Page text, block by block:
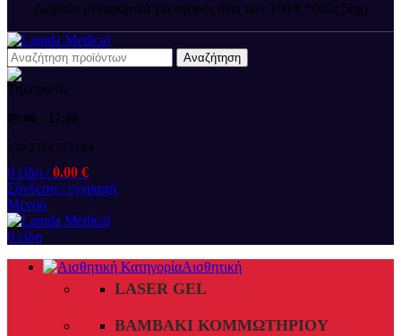
Δωρεάν μεταφορικά για αγορές άνω των 100 € *(εώς 5kg)
Αναζήτηση
09:00 - 17:00
+30 2394 071684
0 είδη / 0.00 €
Σύνδεση / εγγραφή
Μενού
0 είδη
Αισθητική
LASER GEL
ΒΑΜΒΆΚΙ ΚΟΜΜΩΤΗΡΊΟΥ